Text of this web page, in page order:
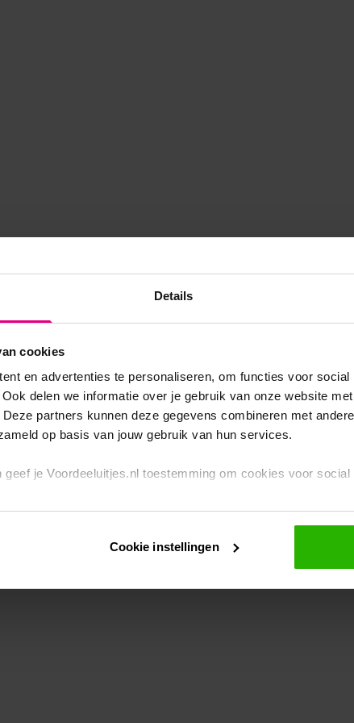
Details
cookies
en advertenties te personaliseren, om functies voor
delen we informatie over je gebruik van onze website
partners kunnen deze gegevens combineren met
op basis van jouw gebruik van hun services.
je Voordeeluitjes.nl toestemming om cookies voor
ook zelf instellen welke cookies worden geplaatst. Je kunt je
.
Cookie instellingen
has occurred while loadingwww.voordeeluitjes.nl (see the